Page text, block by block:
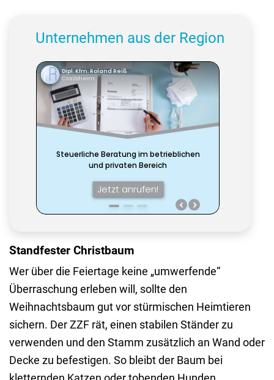
Unternehmen aus der Region
Standfester Christbaum
Wer über die Feiertage keine „umwerfende“
Überraschung erleben will, sollte den
Weihnachtsbaum gut vor stürmischen Heimtieren
sichern. Der ZZF rät, einen stabilen Ständer zu
verwenden und den Stamm zusätzlich an Wand oder
Decke zu befestigen. So bleibt der Baum bei